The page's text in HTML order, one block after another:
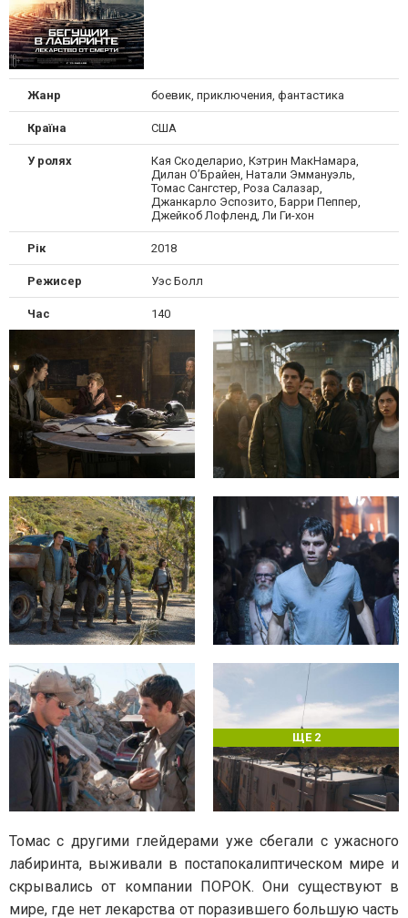
Жанр боевик, приключения, фантастика
Країна США
У ролях
Кая Скоделарио, Кэтрин МакНамара,
Дилан О’Брайен, Натали Эммануэль,
Томас Сангстер, Роза Салазар,
Джанкарло Эспозито, Барри Пеппер,
Джейкоб Лофленд, Ли Ги-хон
Рік 2018
Режисер Уэс Болл
Час 140
ЩЕ 2
Томас с другими глейдерами уже сбегали с ужасного
лабиринта, выживали в постапокалиптическом мире и
скрывались от компании ПОРОК. Они существуют в
мире, где нет лекарства от поразившего большую часть